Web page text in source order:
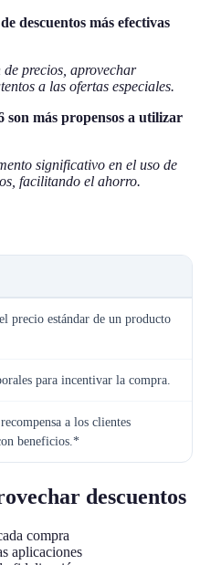
descuentos más efectivas
precios, aprovechar
a las ofertas especiales.
son más propensos a utilizar
significativo en el uso de
facilitando el ahorro.
precio estándar de un producto
para incentivar la compra.
a los clientes
beneficios.*
descuentos
compra
aplicaciones